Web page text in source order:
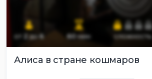
от 2до6 60мин сложность
Алиса в стране кошмаров